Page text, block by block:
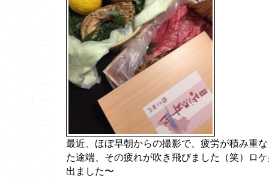
最近、ほぼ早朝からの撮影で、疲労が積み重
た途端、その疲れが吹き飛びました（笑）ロ
出ました〜